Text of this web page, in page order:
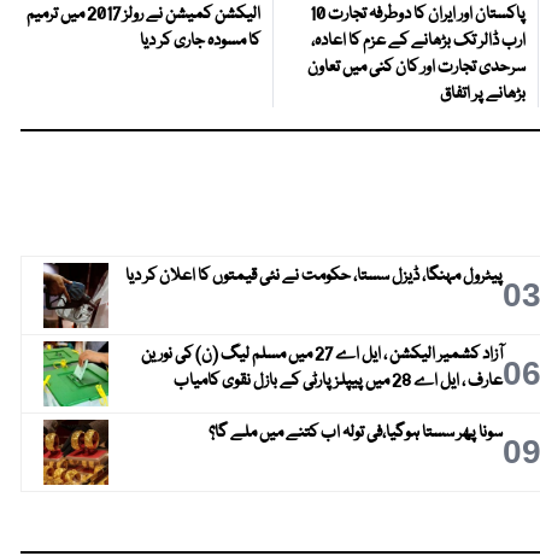
پاکستان اور ایران کا دوطرفہ تجارت 10
ارب ڈالر تک بڑھانے کے عزم کا اعادہ،
سرحدی تجارت اور کان کنی میں تعاون
بڑھانے پر اتفاق
الیکشن کمیشن نے رولز 2017 میں ترمیم
کا مسودہ جاری کر دیا
03پیٹرول مہنگا، ڈیزل سستا، حکومت نے نئی قیمتوں کا اعلان کر دیا
06
آزاد کشمیر الیکشن ، ایل اے 27 میں مسلم لیگ (ن) کی نورین
عارف ، ایل اے 28 میں پیپلز پارٹی کے بازل نقوی کامیاب
09سونا پھر سستا ہوگیا،فی تولہ اب کتنے میں ملے گا؟